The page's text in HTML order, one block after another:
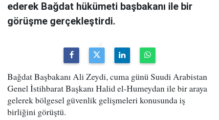
ederek Bağdat hükümeti başbakanı ile bir
görüşme gerçekleştirdi.
Bağdat Başbakanı Ali Zeydi, cuma günü Suudi Arabistan
Genel İstihbarat Başkanı Halid el-Humeydan ile bir araya
gelerek bölgesel güvenlik gelişmeleri konusunda iş
birliğini görüştü.